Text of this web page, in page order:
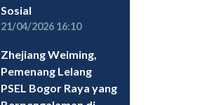
Sosial
21/04/2026 16:10
Zhejiang Weiming,
Pemenang Lelang
PSEL Bogor Raya yang